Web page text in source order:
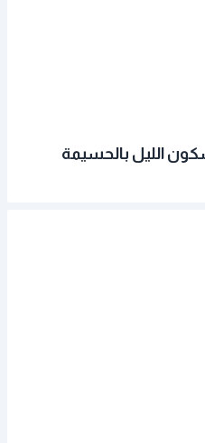
الليل بالحسيمة